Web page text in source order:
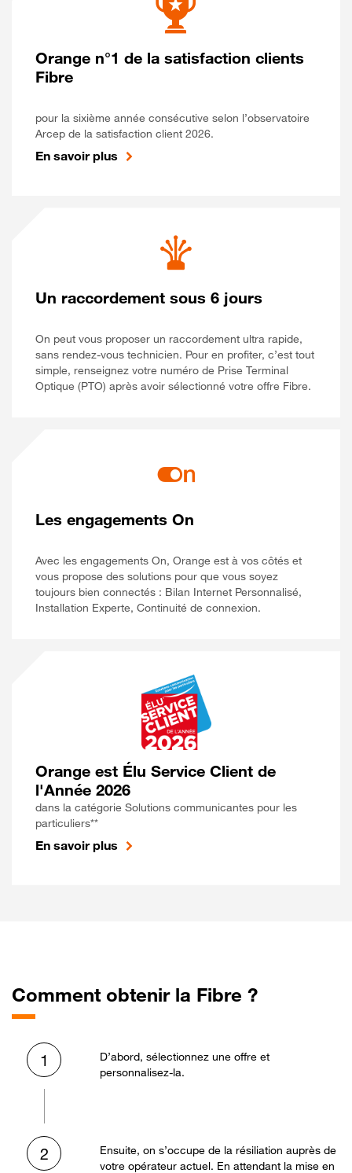
Orange n°1 de la satisfaction clients
Fibre
pour la sixième année consécutive selon l’observatoire
Arcep de la satisfaction client 2026.
En savoir plus
Un raccordement sous 6 jours
On peut vous proposer un raccordement ultra rapide,
sans rendez-vous technicien. Pour en profiter, c’est tout
simple, renseignez votre numéro de Prise Terminal
Optique (PTO) après avoir sélectionné votre offre Fibre.
Les engagements On
Avec les engagements On, Orange est à vos côtés et
vous propose des solutions pour que vous soyez
toujours bien connectés : Bilan Internet Personnalisé,
Installation Experte, Continuité de connexion.
Orange est Élu Service Client de
l'Année 2026
dans la catégorie Solutions communicantes pour les
particuliers**
En savoir plus
Comment obtenir la Fibre ?
1
D’abord, sélectionnez une offre et
personnalisez-la.
2
Ensuite, on s’occupe de la résiliation auprès de
votre opérateur actuel. En attendant la mise en